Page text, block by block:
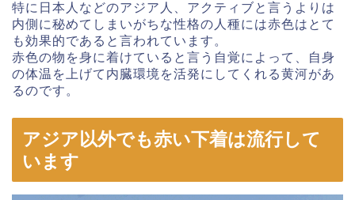
特に日本人などのアジア人、アクティブと言うよりは
内側に秘めてしまいがちな性格の人種には赤色はとて
も効果的であると言われています。
赤色の物を身に着けていると言う自覚によって、自身
の体温を上げて内臓環境を活発にしてくれる黄河があ
るのです。
アジア以外でも赤い下着は流行して
います